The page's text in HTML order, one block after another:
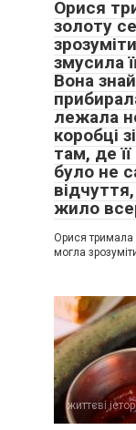
Орися
золоту
змусила
Вона
лежала
коробці
там, де
було не
жило
Орися тримала
могла
життєві